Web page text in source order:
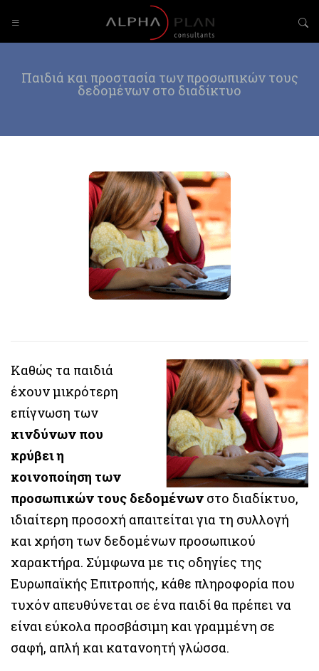
Παιδιά και προστασία των προσωπικών τους
δεδομένων στο διαδίκτυο
Καθώς τα παιδιά
έχουν μικρότερη
επίγνωση των
κινδύνων που
κρύβει η
κοινοποίηση των
προσωπικών τους δεδομένων στο διαδίκτυο,
ιδιαίτερη προσοχή απαιτείται για τη συλλογή
και χρήση των δεδομένων προσωπικού
χαρακτήρα. Σύμφωνα με τις οδηγίες της
Ευρωπαϊκής Επιτροπής, κάθε πληροφορία που
τυχόν απευθύνεται σε ένα παιδί θα πρέπει να
είναι εύκολα προσβάσιμη και γραμμένη σε
σαφή, απλή και κατανοητή γλώσσα.